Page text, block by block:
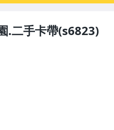
.二手卡帶(s6823)